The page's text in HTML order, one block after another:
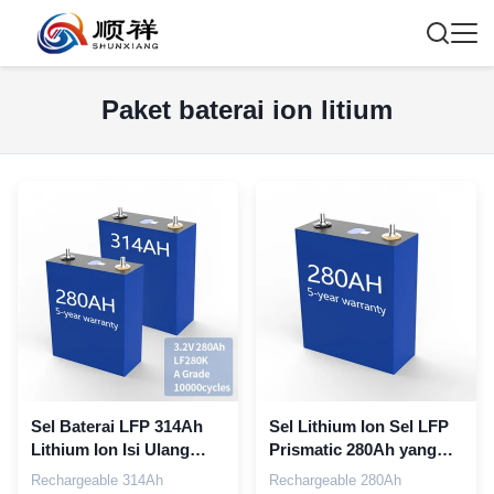
Paket baterai ion litium
Sel Baterai LFP 314Ah
Lithium Ion Isi Ulang
Dengan 6000 Siklus
Rechargeable 314Ah
Sel Lithium Ion Sel LFP
Prismatic 280Ah yang
Dapat Diisi Ulang
Rechargeable 280Ah